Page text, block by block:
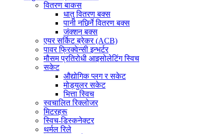
वितरण बाकस
धातु वितरण बक्स
पानी नछिर्ने वितरण बक्स
जंक्शन बक्स
एयर सर्किट ब्रेकर (ACB)
पावर फ्रिक्वेन्सी इन्भर्टर
मौसम प्रतिरोधी आइसोलेटिंग स्विच
सकेट
औद्योगिक प्लग र सकेट
मोड्युलर सकेट
भित्ता स्विच
स्वचालित रिक्लोजर
मिटरहरू
स्विच-डिस्कनेक्टर
थर्मल रिले